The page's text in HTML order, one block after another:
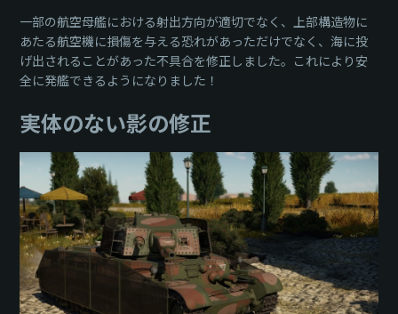
一部の航空母艦における射出方向が適切でなく、上部構造物に
あたる航空機に損傷を与える恐れがあっただけでなく、海に投
げ出されることがあった不具合を修正しました。これにより安
全に発艦できるようになりました！
実体のない影の修正